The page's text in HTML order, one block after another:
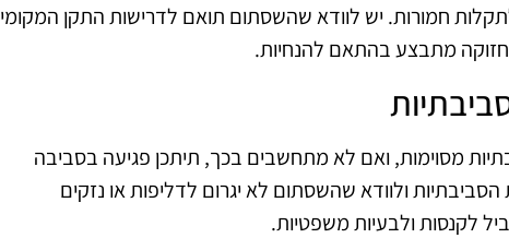
חמורות. יש לוודא שהשסתום תואם לדרישות התקן המקומי
מתבצע בהתאם להנחיות.
מסוימות, ואם לא מתחשבים בכך, תיתכן פגיעה בסביבה
ולוודא שהשסתום לא יגרום לדליפות או נזקים
לקנסות ולבעיות משפטיות.